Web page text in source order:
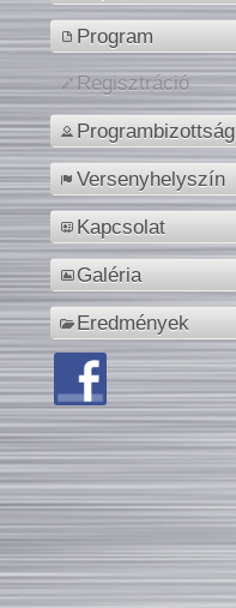
Program
Regisztráció
Programbizottság
Versenyhelyszín
Kapcsolat
Galéria
Eredmények